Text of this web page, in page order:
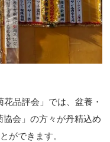
品評会」では、盆養・
会」の方々が丹精込め
ができます。